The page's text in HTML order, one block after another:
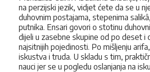
na perzijski jezik, vidjet ćete da se u
duhovnim postajama, stepenima
putnika. Ensari govori o stotinu
dijeli u zasebne skupine od po deset i
najsitnijih pojedinosti. Po mišljenju
iskustva i truda. U skladu s tim,
nauci jer se u pogledu oslanjanja na